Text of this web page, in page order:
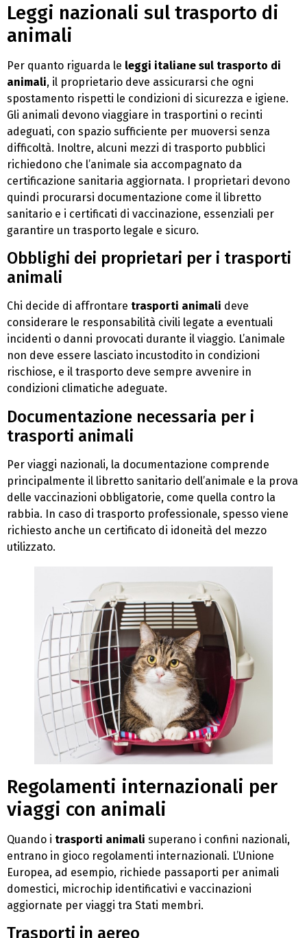
Leggi nazionali sul trasporto di
animali
Per quanto riguarda le leggi italiane sul trasporto di
animali, il proprietario deve assicurarsi che ogni
spostamento rispetti le condizioni di sicurezza e igiene.
Gli animali devono viaggiare in trasportini o recinti
adeguati, con spazio sufficiente per muoversi senza
difficoltà. Inoltre, alcuni mezzi di trasporto pubblici
richiedono che l’animale sia accompagnato da
certificazione sanitaria aggiornata. I proprietari devono
quindi procurarsi documentazione come il libretto
sanitario e i certificati di vaccinazione, essenziali per
garantire un trasporto legale e sicuro.
Obblighi dei proprietari per i trasporti
animali
Chi decide di affrontare trasporti animali deve
considerare le responsabilità civili legate a eventuali
incidenti o danni provocati durante il viaggio. L’animale
non deve essere lasciato incustodito in condizioni
rischiose, e il trasporto deve sempre avvenire in
condizioni climatiche adeguate.
Documentazione necessaria per i
trasporti animali
Per viaggi nazionali, la documentazione comprende
principalmente il libretto sanitario dell’animale e la prova
delle vaccinazioni obbligatorie, come quella contro la
rabbia. In caso di trasporto professionale, spesso viene
richiesto anche un certificato di idoneità del mezzo
utilizzato.
Regolamenti internazionali per
viaggi con animali
Quando i trasporti animali superano i confini nazionali,
entrano in gioco regolamenti internazionali. L’Unione
Europea, ad esempio, richiede passaporti per animali
domestici, microchip identificativi e vaccinazioni
aggiornate per viaggi tra Stati membri.
Trasporti in aereo